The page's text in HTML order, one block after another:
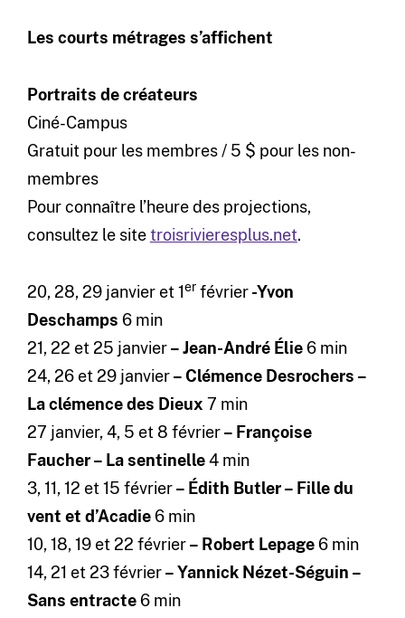
Les courts métrages s’affichent
Portraits de créateurs
Ciné-Campus
Gratuit pour les membres / 5 $ pour les non-
membres
Pour connaître l’heure des projections,
consultez le sitetroisrivieresplus.net.
20, 28, 29 janvier et 1erfévrier-Yvon
Deschamps 6 min
21, 22 et 25 janvier –Jean-André Élie6 min
24, 26 et 29 janvier –Clémence Desrochers –
La clémence des Dieux 7 min
27 janvier, 4, 5 et 8 février– Françoise
Faucher – La sentinelle4 min
3, 11, 12 et 15 février– Édith Butler – Fille du
vent et d’Acadie6 min
10, 18, 19 et 22 février– Robert Lepage6 min
14, 21 et 23 février–Yannick Nézet-Séguin –
Sans entracte6 min